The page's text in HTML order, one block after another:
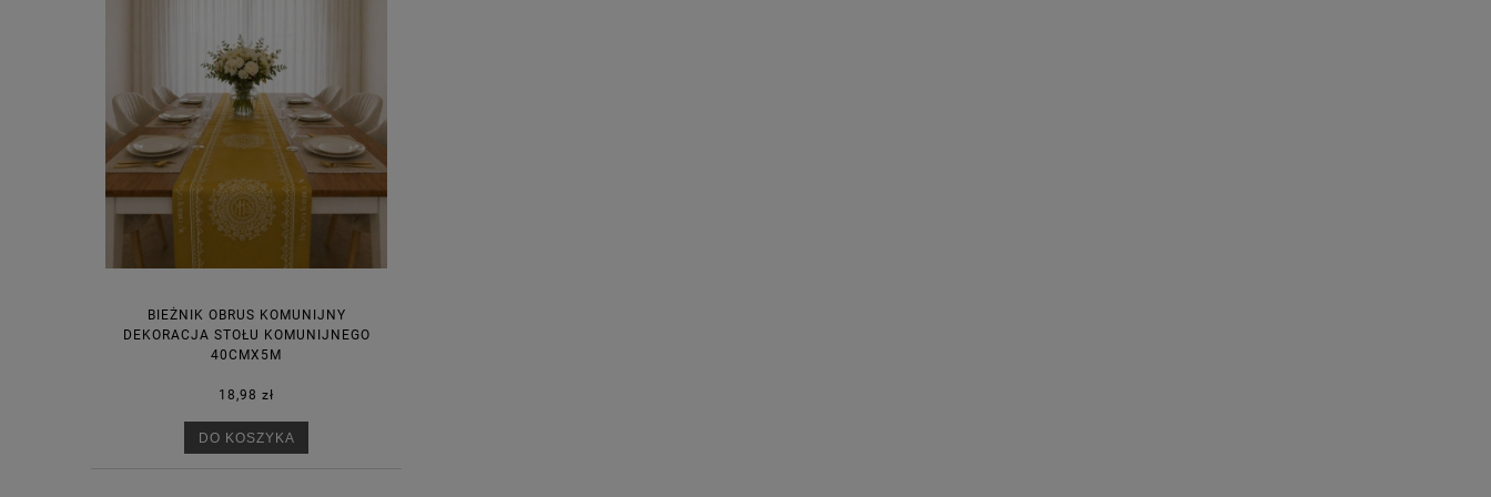
BIEŻNIK OBRUS KOMUNIJNY
DEKORACJA STOŁU KOMUNIJNEGO
40CMX5M
18,98 zł
DO KOSZYKA